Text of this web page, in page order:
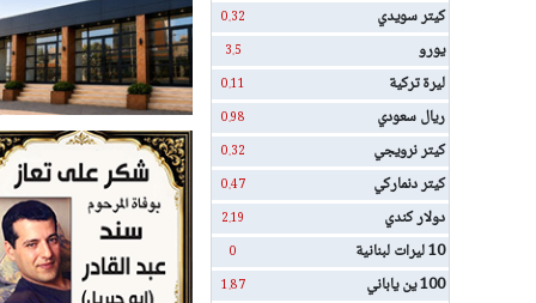
كيتر سويدي 0.32
يورو 3.5
ليرة تركية 0.11
ريال سعودي 0.98
كيتر نرويجي 0.32
كيتر دنماركي 0.47
دولار كندي 2.19
10 ليرات لبنانية 0
100 ين ياباني 1.87